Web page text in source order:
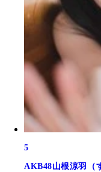
5
AKB48山根涼羽（